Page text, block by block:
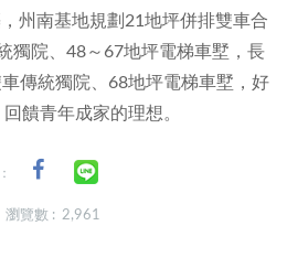
州南基地規劃21地坪併排雙車合
獨院、48～67地坪電梯車墅，長
傳統獨院、68地坪電梯車墅，好
饋青年成家的理想。
瀏覽數 : 2,961